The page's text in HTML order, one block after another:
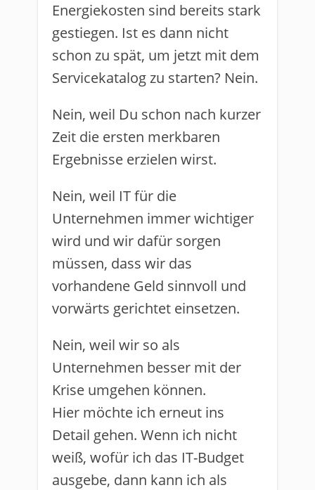
Energiekosten sind bereits stark
gestiegen. Ist es dann nicht
schon zu spät, um jetzt mit dem
Servicekatalog zu starten? Nein.
Nein, weil Du schon nach kurzer
Zeit die ersten merkbaren
Ergebnisse erzielen wirst.
Nein, weil IT für die
Unternehmen immer wichtiger
wird und wir dafür sorgen
müssen, dass wir das
vorhandene Geld sinnvoll und
vorwärts gerichtet einsetzen.
Nein, weil wir so als
Unternehmen besser mit der
Krise umgehen können.
Hier möchte ich erneut ins
Detail gehen. Wenn ich nicht
weiß, wofür ich das IT-Budget
ausgebe, dann kann ich als